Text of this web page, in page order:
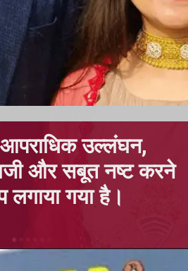
आपराधिक उल्लंघन,
औरसबूतनष्ट करने
लगाया गया है।